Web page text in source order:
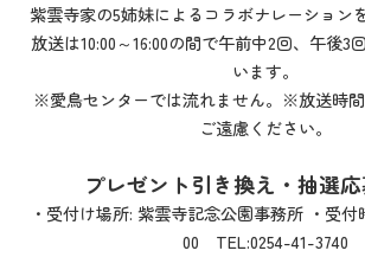
紫雲寺家の5姉妹によるコラボナレーション
放送は10:00～16:00の間で午前中2回、午後3
います。
※愛鳥センターでは流れません。※放送時
ご遠慮ください。
プレゼント引き換え・抽選
・受付け場所: 紫雲寺記念公園事務所 ・受付
00 TEL:0254-41-3740